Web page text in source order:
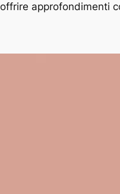
approfondimenti